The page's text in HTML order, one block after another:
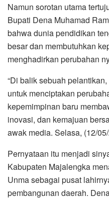
Namun sorotan utama
Bupati Dena Muhamad
bahwa dunia pendidikan
besar dan membutuhkan
menghadirkan perubahan
“Di balik sebuah
untuk menciptakan
kepemimpinan baru
inovasi, dan kemajuan
awak media. Selasa, (12/
Pernyataan itu menjadi
Kabupaten Majalengka
Unma sebagai pusat
pembangunan daerah.